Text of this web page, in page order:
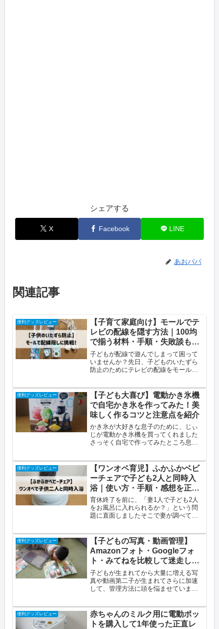
シェアする
X Facebook LINE
あおパパ
関連記事
便利グッズレビュー
【子育て家庭向け】モールでテ
レビの配線を隠す方法｜100均
で揃う材料・手順・失敗談も紹
介
子どもが配線で遊んでしまって困って
いませんか？先日、子どものいたずら
防止のためにテレビの配線をモールで
ですこの記事でわかることテレビの配
線隠しに必要な材料（ほぼ100均で揃...
便利グッズレビュー
【子ども大喜び】電動かき氷機
で自宅かき氷を作ってみた！美
味しく作るコツと注意点を紹介
かき氷が大好きな息子のために、じぃ
じが電動かき氷機を買ってくれました
さっそく自宅で作ってみたところ息子
こと電動かき氷機の使い方・仕組み自
宅でお祭りのかき氷に近づけるコツ実
際...
便利グッズレビュー
【ワンオペ育児】ふかふかベビ
ーチェアで子ども2人と同時入
浴｜使い方・手順・感想を正直
レビュー
育休終了を前に、「妻1人で子ども2人
をお風呂に入れられるか？」という問
題に直面しましたそこで妻が調べてく
てみたところ、特に問題なくワンオペ
入浴できましたこの記事でわかるこ
と...
便利グッズレビュー
【子どもの写真・動画管理】
Amazonフォト・Googleフォ
ト・みてねを比較して迷走した
話
子どもが生まれてから大量に増える写
真や動画第二子が生まれてさらに加速
して、管理方法に頭を悩ませています
かることAmazonフォトとGoogleフォト
を使い分けしようとして気...
便利グッズレビュー
赤ちゃんのミルク用に電動ポッ
トを購入して1年使った正直レ